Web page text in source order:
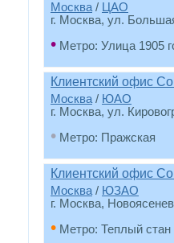
Москва / ЦАО
г. Москва, ул.
• Метро: Улица 1905
Клиентский офис
Москва / ЮАО
г. Москва, ул.
• Метро: Пражская
Клиентский офис
Москва / ЮЗАО
г. Москва,
• Метро: Теплый стан